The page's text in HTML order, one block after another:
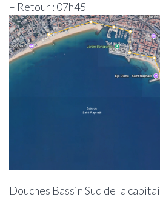
– Retour : 07h45
Douches Bassin Sud de la